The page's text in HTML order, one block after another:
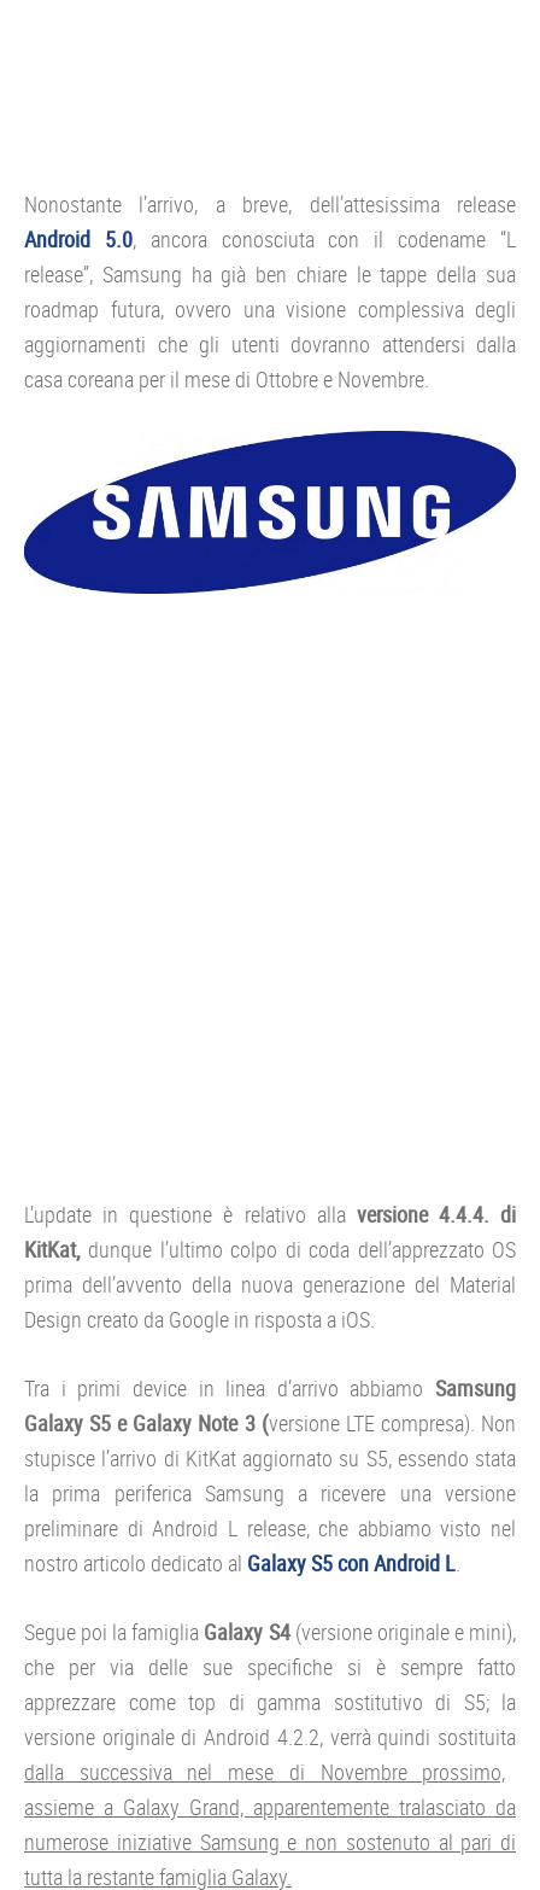
Nonostante l’arrivo, a breve, dell’attesissima release
Android 5.0, ancora conosciuta con il codename “L
release”, Samsung ha già ben chiare le tappe della sua
roadmap futura, ovvero una visione complessiva degli
aggiornamenti che gli utenti dovranno attendersi dalla
casa coreana per il mese di Ottobre e Novembre.
L’update in questione è relativo alla versione 4.4.4. di
KitKat, dunque l’ultimo colpo di coda dell’apprezzato OS
prima dell’avvento della nuova generazione del Material
Design creato da Google in risposta a iOS.
Tra i primi device in linea d’arrivo abbiamo Samsung
Galaxy S5 e Galaxy Note 3 (versione LTE compresa). Non
stupisce l’arrivo di KitKat aggiornato su S5, essendo stata
la prima periferica Samsung a ricevere una versione
preliminare di Android L release, che abbiamo visto nel
nostro articolo dedicato al Galaxy S5 con Android L.
Segue poi la famiglia Galaxy S4(versione originale e mini),
che per via delle sue specifiche si è sempre fatto
apprezzare come top di gamma sostitutivo di S5; la
versione originale di Android 4.2.2, verrà quindi sostituita
dalla successiva nel mese di Novembre prossimo,
assieme a Galaxy Grand, apparentemente tralasciato da
numerose iniziative Samsung e non sostenuto al pari di
tutta la restante famiglia Galaxy.